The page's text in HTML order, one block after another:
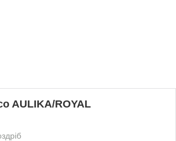
AULIKA/ROYAL